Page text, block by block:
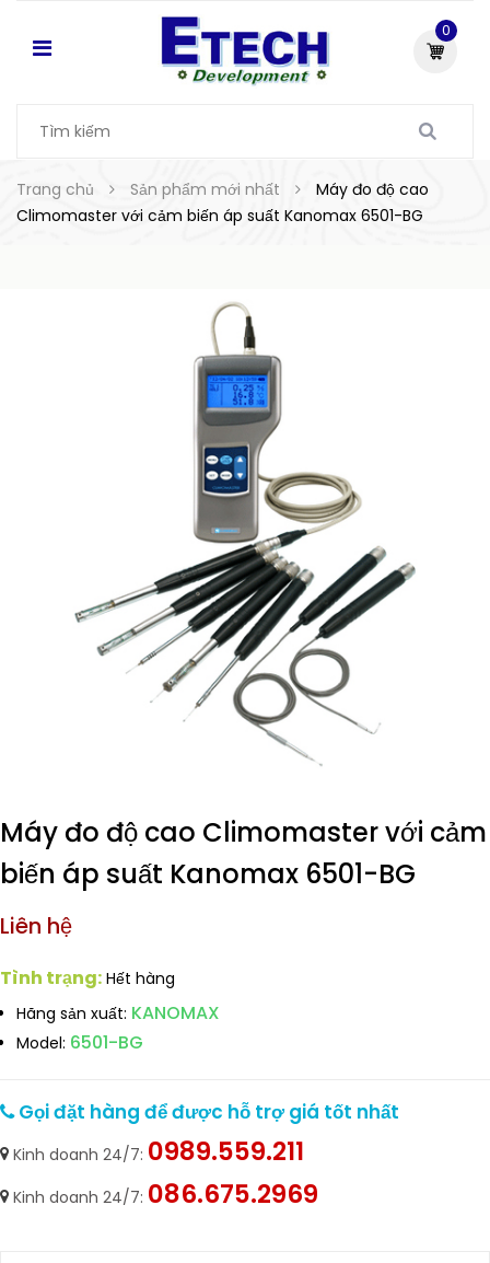
0
Trang chủ Sản phẩm mới nhất
Máy đo độ cao
Climomaster với cảm biến áp suất Kanomax 6501-BG
Máy đo độ cao Climomaster với cảm
biến áp suất Kanomax 6501-BG
Liên hệ
Tình trạng: Hết hàng
Hãng sản xuất: KANOMAX
Model: 6501-BG
Gọi đặt hàng để được hỗ trợ giá tốt nhất
Kinh doanh 24/7: 0989.559.211
Kinh doanh 24/7: 086.675.2969